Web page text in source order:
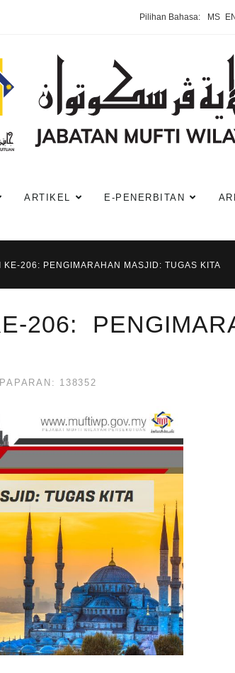
Pilihan Bahasa: MS EN
ARTIKEL E-PENERBITAN
KE-206: PENGIMARAHAN MASJID: TUGAS KITA
206:
138352